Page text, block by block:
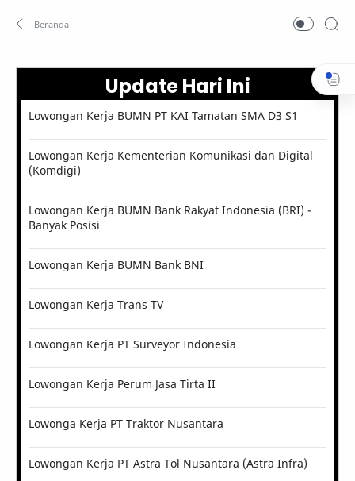
Update Hari Ini
Lowongan Kerja BUMN PT KAI Tamatan SMA D3 S1
Lowongan Kerja Kementerian Komunikasi dan Digital
(Komdigi)
Lowongan Kerja BUMN Bank Rakyat Indonesia (BRI) -
Banyak Posisi
Lowongan Kerja BUMN Bank BNI
Lowongan Kerja Trans TV
Lowongan Kerja PT Surveyor Indonesia
Lowongan Kerja Perum Jasa Tirta II
Lowonga Kerja PT Traktor Nusantara
Lowongan Kerja PT Astra Tol Nusantara (Astra Infra)